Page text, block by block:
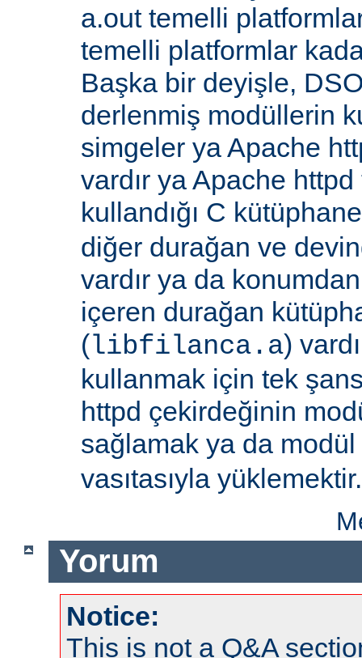
a.out temelli
temelli platformlar
Başka bir deyişle,
derlenmiş modüllerin
simgeler ya Apache
vardır ya Apache
kullandığı C
diğer durağan ve
vardır ya da
içeren durağan
(libfilanca.a)
kullanmak için tek
httpd çekirdeğinin
sağlamak ya da
vasıtasıyla yüklemektir.
Yorum
Notice:
This is not a Q&A